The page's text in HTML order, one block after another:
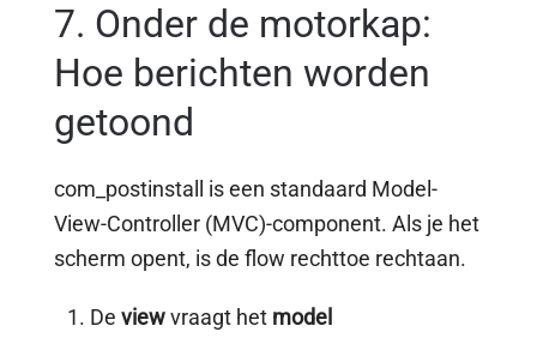
7. Onder de motorkap:
Hoe berichten worden
getoond
com_postinstall is een standaard Model-
View-Controller (MVC)-component. Als je het
scherm opent, is de flow rechttoe rechtaan.
De viewvraagt het model